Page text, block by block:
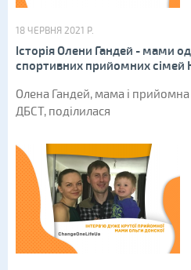
18 ЧЕРВНЯ 2021 Р.
Історія Олени Гандей - мами
спортивних прийомних сімей
Олена Гандей, мама і прийомна
ДБСТ, поділилася